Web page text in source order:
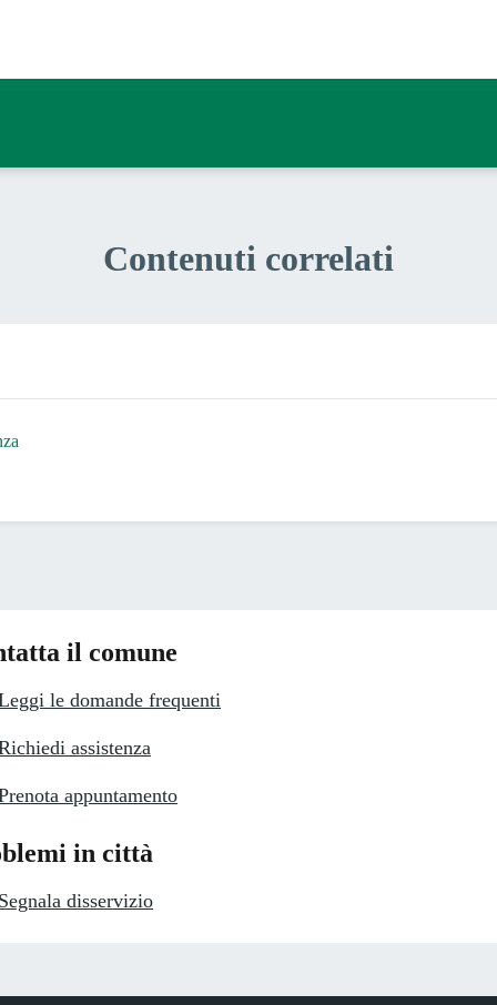
Contenuti correlati
il comune
le domande frequenti
assistenza
appuntamento
in città
Segnala disservizio